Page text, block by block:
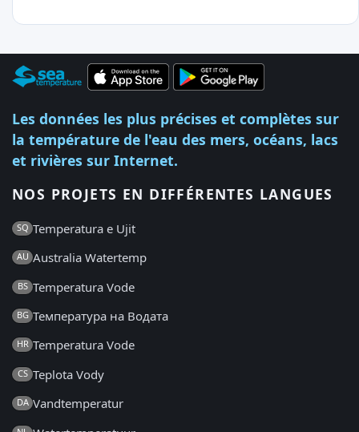
Les données les plus précises et complètes sur
la température de l'eau des mers, océans, lacs
et rivières sur Internet.
NOS PROJETS EN DIFFÉRENTES LANGUES
SQ Temperatura e Ujit
AU Australia Watertemp
BS Temperatura Vode
BG Температура на Водата
HR Temperatura Vode
CS Teplota Vody
DA Vandtemperatur